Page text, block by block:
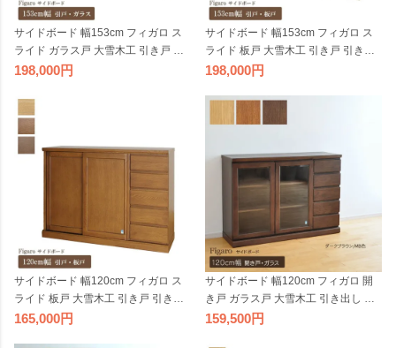
サイドボード 幅153cm フィガロ ス
ライド ガラス戸 大雪木工 引き戸 引
き出し 天然木 キャビネット ワイド
本製 ナチュラル ブラウン ダークブ
ラウン オーク材
198,000
サイドボード 幅153cm フィガロ ス
ライド 板戸 大雪木工 引き戸 引き出
し 天然木 キャビネット ワイド 完成
ナチュラル ブラウン ダークブラウン
198,000
サイドボード 幅120cm フィガロ ス
ライド 板戸 大雪木工 引き戸 引き出
し 天然木 キャビネット ワイド 完成
165,000
サイドボード 幅120cm フィガロ 開
き戸 ガラス戸 大雪木工 引き出し キ
ャビネット 完成品 天然木 ワイド モ
159,500